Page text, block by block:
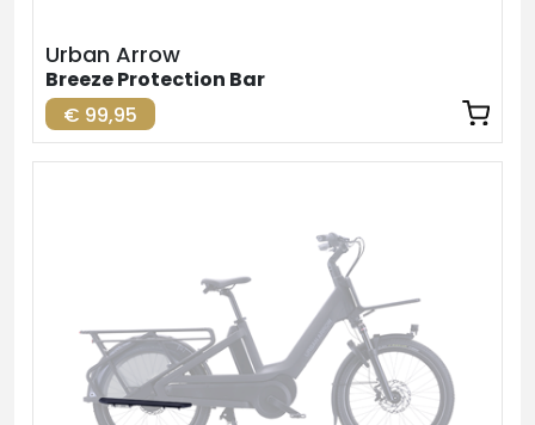
Urban Arrow
Breeze Protection Bar
€ 99,95